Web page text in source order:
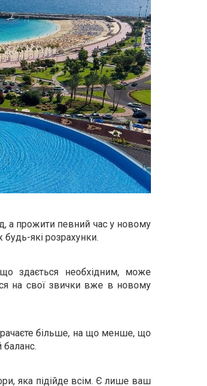
а прожити певний час у новому
які розрахунки.
здається необхідним, може
на свої звички вже в новому
більше, на що менше, що
яка підійде всім. Є лише ваш